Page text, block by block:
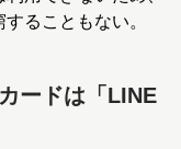
ることもない。
ードは「LINE